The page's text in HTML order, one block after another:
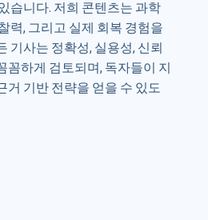
습니다. 저희 콘텐츠는 과학
력, 그리고 실제 회복 경험을
기사는 정확성, 실용성, 신뢰
꼼하게 검토되며, 독자들이 지
거 기반 전략을 얻을 수 있도